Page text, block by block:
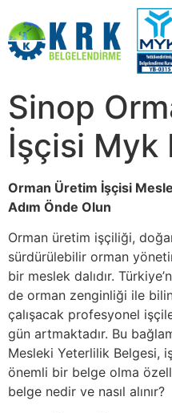
Sinop
İşçisi Myk
Orman Üretim İşçisi
Adım Önde Olun
Orman üretim işçiliği,
sürdürülebilir orman
bir meslek dalıdır.
de orman zenginliği ile
çalışacak profesyonel
gün artmaktadır. Bu
Mesleki Yeterlilik Belgesi,
önemli bir belge olma
belge nedir ve nasıl alınır?